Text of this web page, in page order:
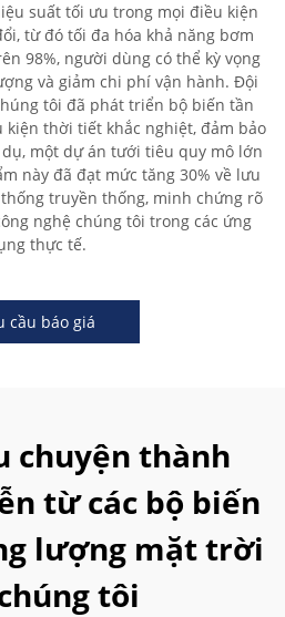
suất tối ưu trong mọi điều kiện
từ đó tối đa hóa khả năng bơm
98%, người dùng có thể kỳ vọng
và giảm chi phí vận hành. Đội
tôi đã phát triển bộ biến tần
kiện thời tiết khắc nghiệt, đảm bảo
một dự án tưới tiêu quy mô lớn
này đã đạt mức tăng 30% về lưu
truyền thống, minh chứng rõ
nghệ chúng tôi trong các ứng
thực tế.
cầu báo giá
chuyện thành
từ các bộ biến
lượng mặt trời
tôi